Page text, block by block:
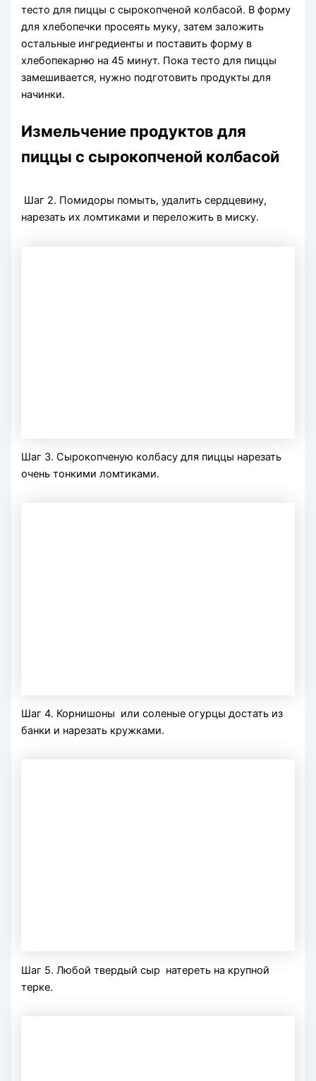
тесто для пиццы с сырокопченой колбасой. В форму
для хлебопечки просеять муку, затем заложить
остальные ингредиенты и поставить форму в
хлебопекарню на 45 минут. Пока тесто для пиццы
замешивается, нужно подготовить продукты для
начинки.
Измельчение продуктов для
пиццы с сырокопченой колбасой
Шаг 2. Помидоры помыть, удалить сердцевину,
нарезать их ломтиками и переложить в миску.
Шаг 3. Сырокопченую колбасу для пиццы нарезать
очень тонкими ломтиками.
Шаг 4. Корнишоны или соленые огурцы достать из
банки и нарезать кружками.
Шаг 5. Любой твердый сыр натереть на крупной
терке.